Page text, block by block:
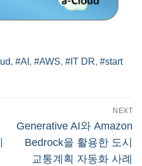
, #AI , #AWS, #IT DR, #start
NEXT
Next
post:
Generative AI와 Amazon
Bedrock을 활용한 도시
교통계획 자동화 사례